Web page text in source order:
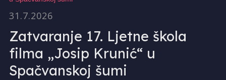
31.7.2026
Zatvaranje 17. Ljetne škola
filma „Josip Krunić“ u
Spačvanskoj šumi